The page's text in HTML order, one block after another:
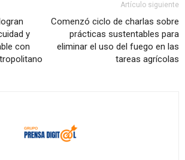
y
con
Artículo siguiente
Comenzó ciclo de charlas sobre
prácticas sustentables para
eliminar el uso del fuego en las
tareas agrícolas